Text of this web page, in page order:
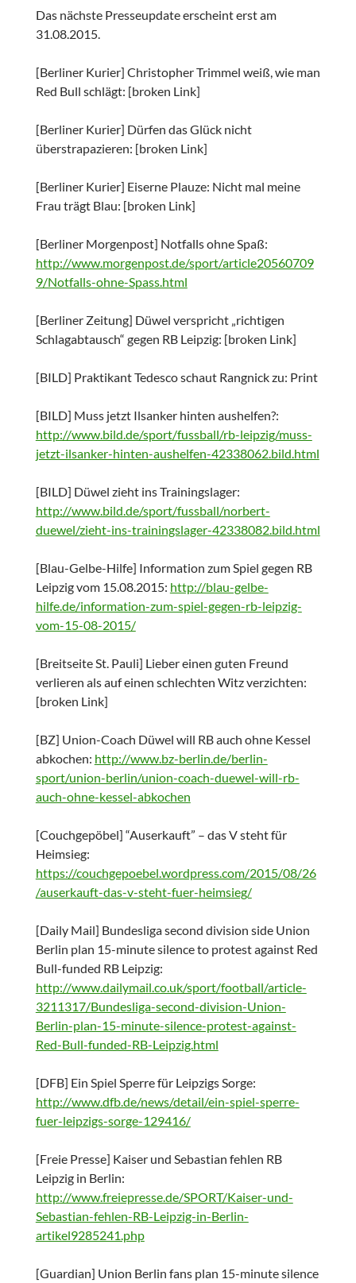
Das nächste Presseupdate erscheint erst am
31.08.2015.
[Berliner Kurier] Christopher Trimmel weiß, wie man
Red Bull schlägt: [broken Link]
[Berliner Kurier] Dürfen das Glück nicht
überstrapazieren: [broken Link]
[Berliner Kurier] Eiserne Plauze: Nicht mal meine
Frau trägt Blau: [broken Link]
[Berliner Morgenpost] Notfalls ohne Spaß:
http://www.morgenpost.de/sport/article20560709
9/Notfalls-ohne-Spass.html
[Berliner Zeitung] Düwel verspricht „richtigen
Schlagabtausch“ gegen RB Leipzig: [broken Link]
[BILD] Praktikant Tedesco schaut Rangnick zu: Print
[BILD] Muss jetzt Ilsanker hinten aushelfen?:
http://www.bild.de/sport/fussball/rb-leipzig/muss-
jetzt-ilsanker-hinten-aushelfen-42338062.bild.html
[BILD] Düwel zieht ins Trainingslager:
http://www.bild.de/sport/fussball/norbert-
duewel/zieht-ins-trainingslager-42338082.bild.html
[Blau-Gelbe-Hilfe] Information zum Spiel gegen RB
Leipzig vom 15.08.2015: http://blau-gelbe-
hilfe.de/information-zum-spiel-gegen-rb-leipzig-
vom-15-08-2015/
[Breitseite St. Pauli] Lieber einen guten Freund
verlieren als auf einen schlechten Witz verzichten:
[broken Link]
[BZ] Union-Coach Düwel will RB auch ohne Kessel
abkochen: http://www.bz-berlin.de/berlin-
sport/union-berlin/union-coach-duewel-will-rb-
auch-ohne-kessel-abkochen
[Couchgepöbel] “Auserkauft” – das V steht für
Heimsieg:
https://couchgepoebel.wordpress.com/2015/08/26
/auserkauft-das-v-steht-fuer-heimsieg/
[Daily Mail] Bundesliga second division side Union
Berlin plan 15-minute silence to protest against Red
Bull-funded RB Leipzig:
http://www.dailymail.co.uk/sport/football/article-
3211317/Bundesliga-second-division-Union-
Berlin-plan-15-minute-silence-protest-against-
Red-Bull-funded-RB-Leipzig.html
[DFB] Ein Spiel Sperre für Leipzigs Sorge:
http://www.dfb.de/news/detail/ein-spiel-sperre-
fuer-leipzigs-sorge-129416/
[Freie Presse] Kaiser und Sebastian fehlen RB
Leipzig in Berlin:
http://www.freiepresse.de/SPORT/Kaiser-und-
Sebastian-fehlen-RB-Leipzig-in-Berlin-
artikel9285241.php
[Guardian] Union Berlin fans plan 15-minute silence